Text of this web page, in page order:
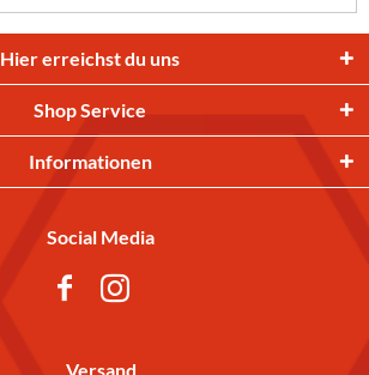
Hier erreichst du uns
Shop Service
Informationen
Social Media
Versand